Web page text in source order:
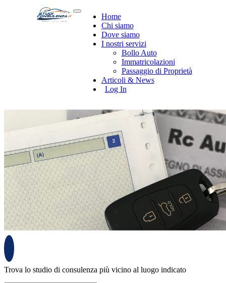
Home
Chi siamo
Dove siamo
I nostri servizi
Bollo Auto
Immatricolazioni
Passaggio di Proprietà
Articoli & News
Log In
Trova lo studio di consulenza più vicino al luogo indicato